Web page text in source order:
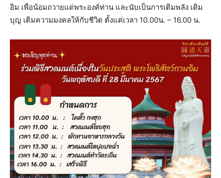
อิม เพื่อน้อมถวายแด่พระองค์ท่าน และนับเป็นการเติมพลัง เติม
บุญ เติมความมงคลให้กับชีวิต ตั้งแต่เวลา 10.00น. – 16.00 น.